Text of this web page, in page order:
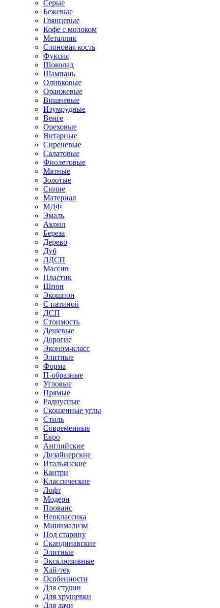
Серые
Бежевые
Глянцевые
Кофе с молоком
Металлик
Слоновая кость
Фуксия
Шоколад
Шампань
Оливковые
Оранжевые
Вишневые
Изумрудные
Венге
Ореховые
Янтарные
Сиреневые
Салатовые
Фиолетовые
Мятные
Золотые
Синие
Материал
МДФ
Эмаль
Акрил
Береза
Дерево
Дуб
ЛДСП
Массив
Пластик
Шпон
Экошпон
С патиной
ДСП
Стоимость
Дешевые
Дорогие
Эконом-класс
Элитные
Форма
П-образные
Угловые
Прямые
Радиусные
Скошенные углы
Стиль
Современные
Евро
Английские
Дизайнерские
Итальянские
Кантри
Классические
Лофт
Модерн
Прованс
Неоклассика
Минимализм
Под старину
Скандинавские
Элитные
Эксклюзивные
Хай-тек
Особенности
Для студии
Для хрущевки
Для дачи